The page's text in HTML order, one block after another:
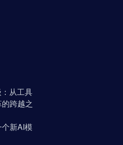
从工具
跨越之
新AI模